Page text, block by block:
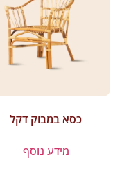
כסא במבוק דקל
מידע נוסף